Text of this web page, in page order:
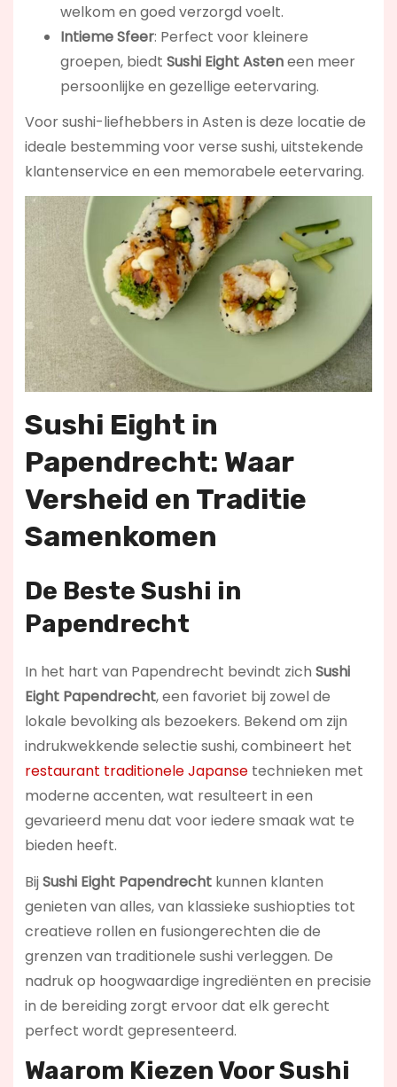
welkom en goed verzorgd voelt.
Intieme Sfeer: Perfect voor kleinere
groepen, biedt Sushi Eight Asteneen meer
persoonlijke en gezellige eetervaring.
Voor sushi-liefhebbers in Asten is deze locatie de
ideale bestemming voor verse sushi, uitstekende
klantenservice en een memorabele eetervaring.
Sushi Eight in
Papendrecht: Waar
Versheid en Traditie
Samenkomen
De Beste Sushi in
Papendrecht
In het hart van Papendrecht bevindt zich Sushi
Eight Papendrecht, een favoriet bij zowel de
lokale bevolking als bezoekers. Bekend om zijn
indrukwekkende selectie sushi, combineert het
restaurant traditionele Japansetechnieken met
moderne accenten, wat resulteert in een
gevarieerd menu dat voor iedere smaak wat te
bieden heeft.
BijSushi Eight Papendrechtkunnen klanten
genieten van alles, van klassieke sushiopties tot
creatieve rollen en fusiongerechten die de
grenzen van traditionele sushi verleggen. De
nadruk op hoogwaardige ingrediënten en precisie
in de bereiding zorgt ervoor dat elk gerecht
perfect wordt gepresenteerd.
Waarom Kiezen Voor Sushi